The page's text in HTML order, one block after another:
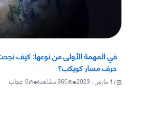
في المهمة الأولى من نوعها: كيف
حرف مسار كويكب؟
17 مارس ، 2023 •
360مشاهدة•
0اعجاب